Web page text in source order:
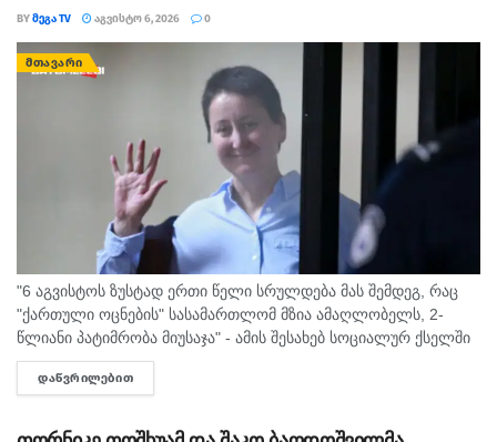
BYᲛᲔᲒᲐ TV ᲐᲒᲕᲘᲡᲢᲝ 6, 2026 0
ᲛᲗᲐᲕᲐᲠᲘ
"6 აგვისტოს ზუსტად ერთი წელი სრულდება მას შემდეგ, რაც
"ქართული ოცნების" სასამართლომ მზია ამაღლობელს, 2-
წლიანი პატიმრობა მიუსაჯა" - ამის შესახებ სოციალურ ქსელში
"მედიის ადვოკატირების კოალიცია" წერს და დაკავებულ
ჟურნალისტს სოლიდარობას უცხადებს. ორგანიზაცია...
ᲓᲐᲬᲕᲠᲘᲚᲔᲑᲘᲗ